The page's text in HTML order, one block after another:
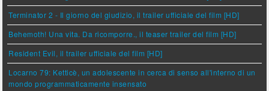
Terminator 2 - Il giorno del giudizio, il trailer ufficiale del film [HD]
Behemoth! Una vita. Da ricomporre., il teaser trailer del film [HD]
Resident Evil, il trailer ufficiale del film [HD]
Locarno 79: Ketticè, un adolescente in cerca di senso all'interno di un
mondo programmaticamente insensato